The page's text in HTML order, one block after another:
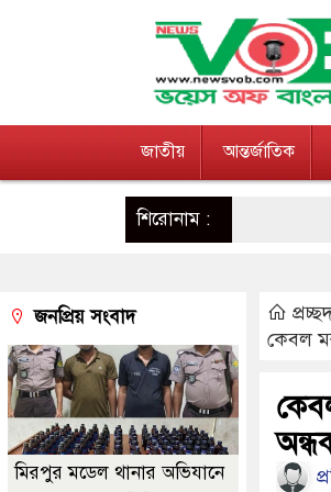
জাতীয় আন্তর্জাতিক
শিরোনাম :
কেবল
জনপ্রিয় সংবাদ
মিরপুর মডেল থানার অভিযানে